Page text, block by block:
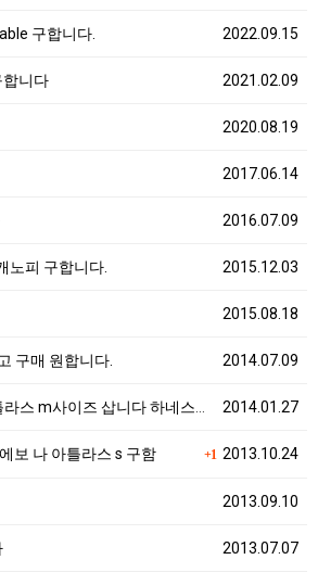
2022.09.15
구합니다.
2021.02.09
니다
2020.08.19
2017.06.14
2016.07.09
2015.12.03
노피 구합니다.
2015.08.18
2014.07.09
구매 원합니다.
2014.01.27
m사이즈 삽니다 하네스도사요
+1 2013.10.24
보 나 아틀라스 s 구함
2013.09.10
2013.07.07